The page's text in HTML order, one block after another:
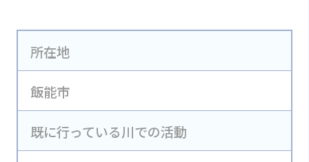
所在地
飯能市
既に行っている川での活動